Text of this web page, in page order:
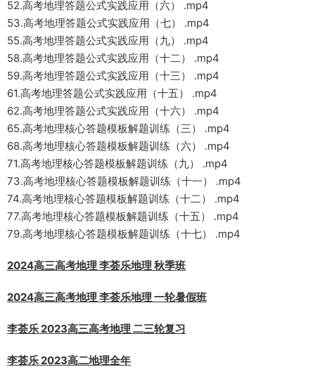
52.高考地理答题公式实践应用（六） .mp4
53.高考地理答题公式实践应用（七） .mp4
55.高考地理答题公式实践应用（九） .mp4
58.高考地理答题公式实践应用（十二） .mp4
59.高考地理答题公式实践应用（十三） .mp4
61.高考地理答题公式实践应用（十五） .mp4
62.高考地理答题公式实践应用（十六） .mp4
65.高考地理核心答题模板解题训练（三） .mp4
68.高考地理核心答题模板解题训练（六） .mp4
71.高考地理核心答题模板解题训练（九） .mp4
73.高考地理核心答题模板解题训练（十一） .mp4
74.高考地理核心答题模板解题训练（十二） .mp4
77.高考地理核心答题模板解题训练（十五） .mp4
79.高考地理核心答题模板解题训练（十七） .mp4
2024高三高考地理 李荟乐地理 秋季班
2024高三高考地理 李荟乐地理 一轮暑假班
李荟乐 2023高三高考地理 二三轮复习
李荟乐 2023高二地理全年